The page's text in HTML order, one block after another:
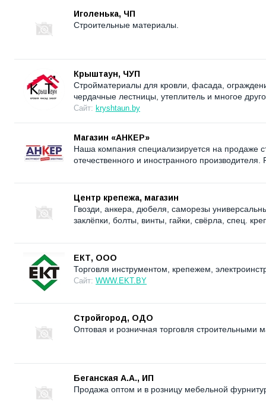
Иголенька, ЧП
Строительные материалы.
Крыштаун, ЧУП
Стройматериалы для кровли, фасада,
чердачные лестницы, утеплитель и многое
Сайт: kryshtaun.by
Магазин «АНКЕР»
Наша компания специализируется на продаже
отечественного и иностранного
Центр крепежа, магазин
Гвозди, анкера, дюбеля, саморезы
заклёпки, болты, винты, гайки, свёрла, спец.
ЕКТ, ООО
Торговля инструментом, крепежем,
Сайт: WWW.EKT.BY
Cтройгород, ОДО
Оптовая и розничная торговля строительными
Беганская А.А., ИП
Продажа оптом и в розницу мебельной